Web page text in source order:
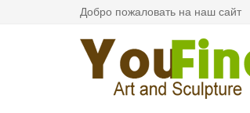
Добро пожаловать на наш сайт